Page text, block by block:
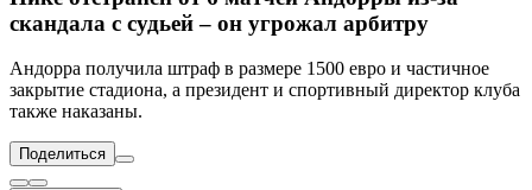
скандала с судьей – он угрожал арбитру
Андорра получила штраф в размере 1500 евро и частичное
закрытие стадиона, а президент и спортивный директор клуба
также наказаны.
Поделиться